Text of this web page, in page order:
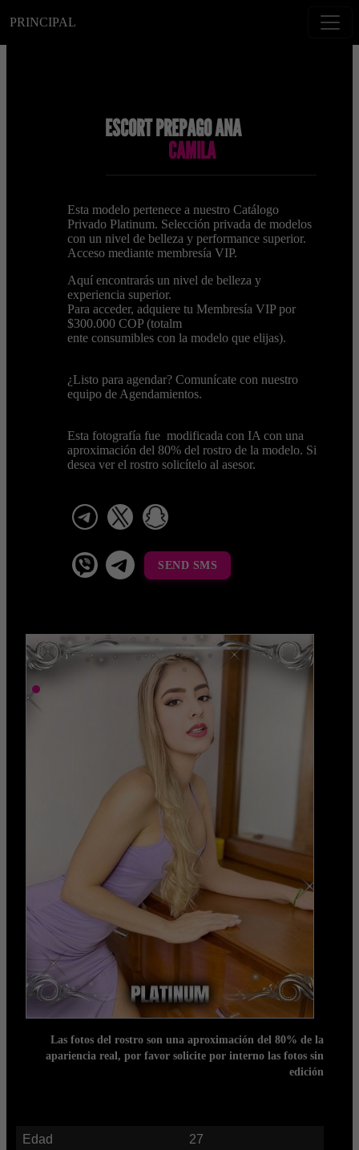
PRINCIPAL
ESCORT PREPAGO ANA
CAMILA
Esta modelo pertenece a nuestro Catálogo
Privado Platinum. Selección privada de modelos
con un nivel de belleza y performance superior.
Acceso mediante membresía VIP.
Aquí encontrarás un nivel de belleza y
experiencia superior.
Para acceder, adquiere tu Membresía VIP por
$300.000 COP (totalm
ente consumibles con la modelo que elijas).
¿Listo para agendar? Comunícate con nuestro
equipo de Agendamientos.
Esta fotografía fue modificada con IA con una
aproximación del 80% del rostro de la modelo. Si
desea ver el rostro solicítelo al asesor.
telegram
viber Telegram La Celestina
SEND SMS
Las fotos del rostro son una aproximación del 80% de la
apariencia real, por favor solicite por interno las fotos sin
edición
Edad 27